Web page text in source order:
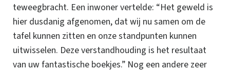
teweegbracht. Een inwoner vertelde: “Het geweld is
hier dusdanig afgenomen, dat wij nu samen om de
tafel kunnen zitten en onze standpunten kunnen
uitwisselen. Deze verstandhouding is het resultaat
van uw fantastische boekjes.” Nog een andere zeer